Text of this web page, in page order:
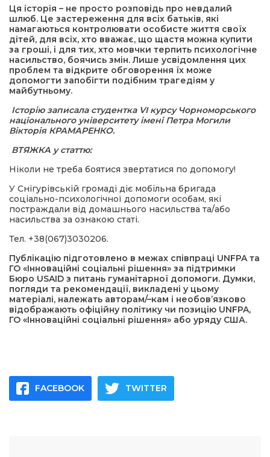
Ця історія – не просто розповідь про невдалий
шлюб. Це застереження для всіх батьків, які
намагаються контролювати особисте життя своїх
дітей, для всіх, хто вважає, що щастя можна купити
за гроші, і для тих, хто мовчки терпить психологічне
насильство, боячись змін. Лише усвідомлення цих
проблем та відкрите обговорення їх може
допомогти запобігти подібним трагедіям у
майбутньому.
Історію записала студентка VI курсу Чорноморського
національного університету імені Петра Могили
Вікторія КРАМАРЕНКО.
ВТЯЖКА у статтю:
Ніколи не треба боятися звертатися по допомогу!
У Снігурівській громаді діє мобільна бригада
соціально-психологічної допомоги особам, які
постраждали від домашнього насильства та/або
насильства за ознакою статі.
Тел. +38(067)3030206.
Публікацію підготовлено в межах співпраці UNFPA та
ГО «Інноваційні соціальні рішення» за підтримки
Бюро USAID з питань гуманітарної допомоги. Думки,
погляди та рекомендації, викладені у цьому
матеріалі, належать авторам/–кам і необов’язково
відображають офіційну політику чи позицію UNFPA,
ГО «Інноваційні соціальні рішення» або уряду США.
FACEBOOK TWITTER